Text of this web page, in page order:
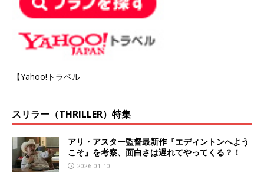
【Yahoo!トラベル
スリラー（THRILLER）特集
アリ・アスター監督最新作『エディントンへよう
こそ』を考察、面白さは遅れてやってくる？！
2026-01-10